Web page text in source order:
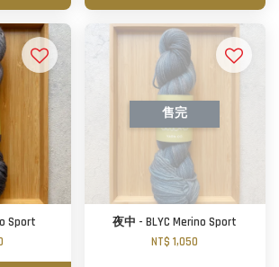
Sport
售完
夜中 - BLYC Merino Sport
NT$ 1,050